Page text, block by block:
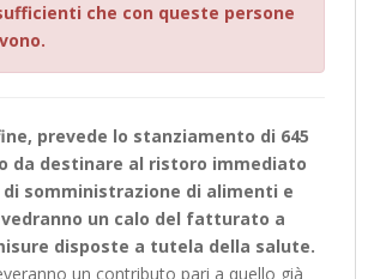
che con queste persone
prevede lo stanziamento di 645
da destinare al ristoro immediato
somministrazione di alimenti e
un calo del fatturato a
disposte a tutela della salute.
un contributo pari a quello già